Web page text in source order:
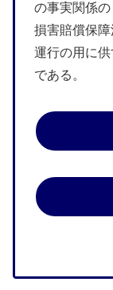
の事実関係
損害賠償保
運行の用に
である。